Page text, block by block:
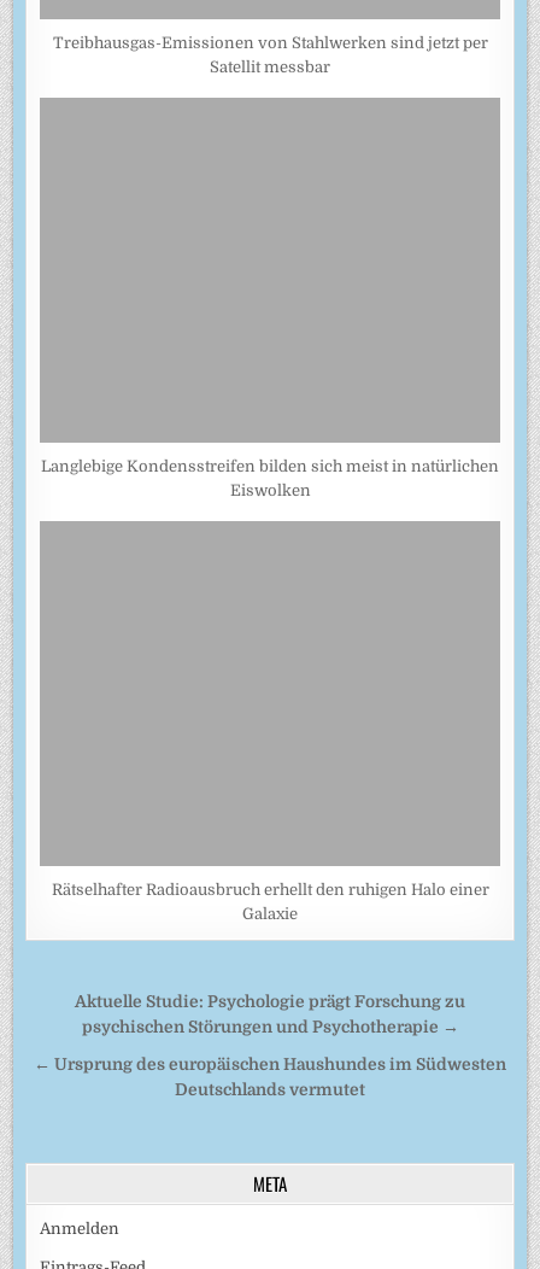
Treibhausgas-Emissionen von Stahlwerken sind jetzt per
Satellit messbar
Langlebige Kondensstreifen bilden sich meist in natürlichen
Eiswolken
Rätselhafter Radioausbruch erhellt den ruhigen Halo einer
Galaxie
Beitragsnavigation
Aktuelle Studie: Psychologie prägt Forschung zu
psychischen Störungen und Psychotherapie →
← Ursprung des europäischen Haushundes im Südwesten
Deutschlands vermutet
META
Anmelden